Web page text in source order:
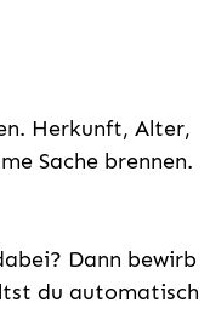
Herkunft, Alter,
Sache brennen.
Dann bewirb
du automatisch